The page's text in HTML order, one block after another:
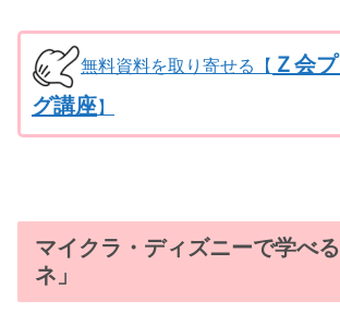
無料資料を取り寄せる【 Ｚ会
グ講座】
マイクラ・ディズニーで学べ
ネ」